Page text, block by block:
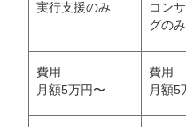
実行支援のみ
コン
グのみ
費用
月額5万円〜
費用
月額5